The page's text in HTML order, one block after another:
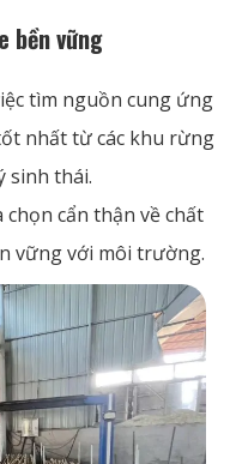
bền vững
tìm nguồn cung ứng
nhất từ ​​các khu rừng
sinh thái.
cẩn thận về chất
vững với môi trường.